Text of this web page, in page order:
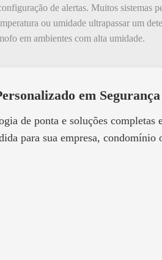
de alertas. Muitos sistemas
ou umidade ultrapassar um
em ambientes com alta umidade.
em
de ponta e soluções completas
para sua empresa, condomínio